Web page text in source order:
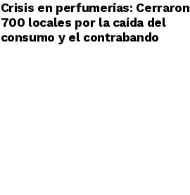
Crisis en perfumerías: Cerraron
700 locales por la caída del
consumo y el contrabando